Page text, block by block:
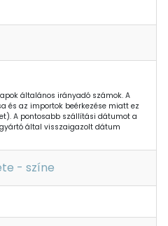
általános irányadó számok. A
és az importok beérkezése miatt ez
A pontosabb szállítási dátumot a
által visszaigazolt dátum
- színe